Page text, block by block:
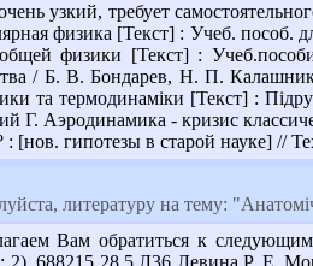
узкий, требует
физика [Текст] : Учеб. пособ.
физики [Текст] :
/ Б. В. Бондарев, Н. П.
та термодинаміки [Текст] :
Г. Аэродинамика - кризис
: [нов. гипотезы в старой науке]
литературу на тему:
Вам обратиться к
2). 688215 28.5 Л36 Левина Р. Е.